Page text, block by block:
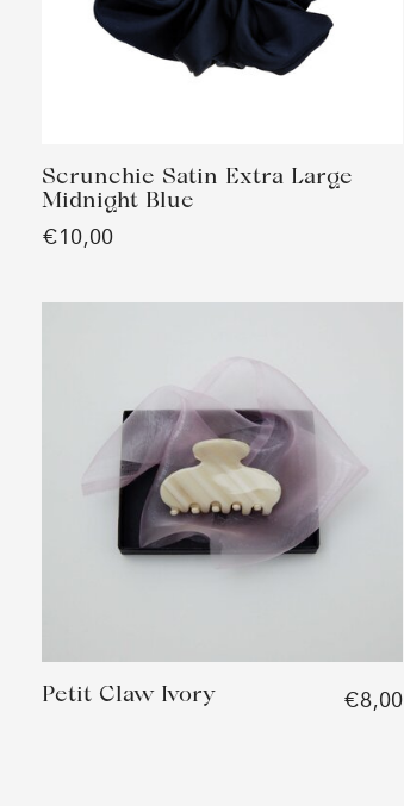
Scrunchie Satin Extra Large
Midnight Blue
€10,00
Petit Claw Ivory €8,00